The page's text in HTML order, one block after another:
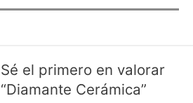
Sé el primero en valorar
“Diamante Cerámica”